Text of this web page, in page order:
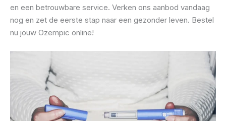
en een betrouwbare service. Verken ons aanbod vandaag
nog en zet de eerste stap naar een gezonder leven. Bestel
nu jouw Ozempic online!